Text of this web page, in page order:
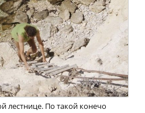
лестнице. По такой конечо